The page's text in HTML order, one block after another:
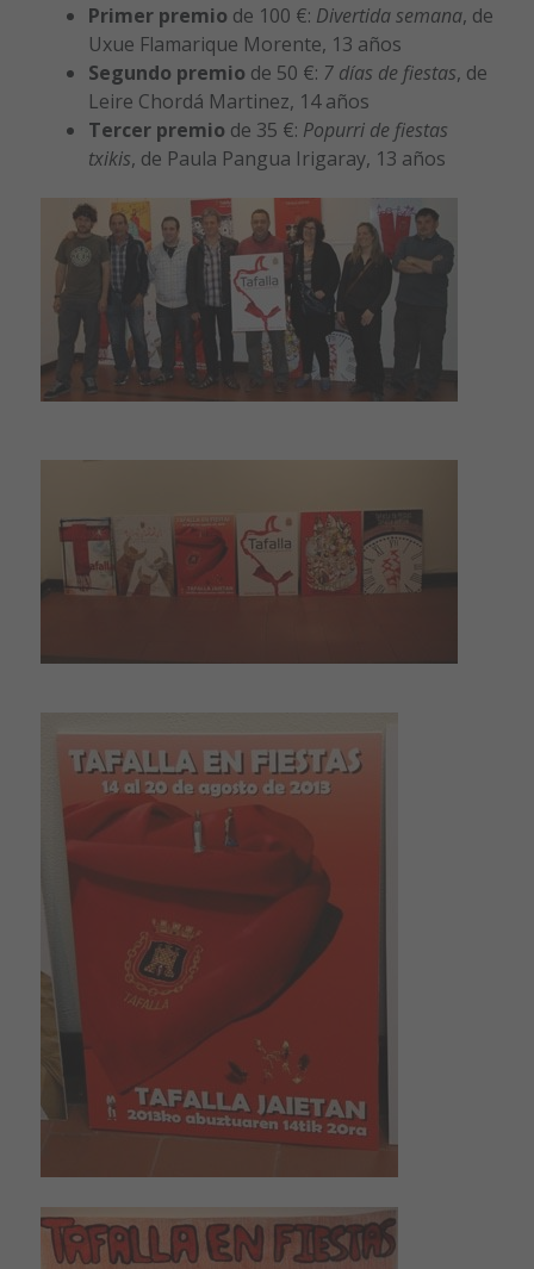
Primer premio de 100 €: Divertida semana, de
Uxue Flamarique Morente, 13 años
Segundo premio de 50 €: 7 días de fiestas, de
Leire Chordá Martinez, 14 años
Tercer premio de 35 €: Popurri de fiestas
txikis, de Paula Pangua Irigaray, 13 años